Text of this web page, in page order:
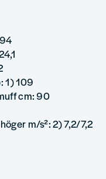
1) 109
cm: 90
m/s²: 2) 7,2/7,2